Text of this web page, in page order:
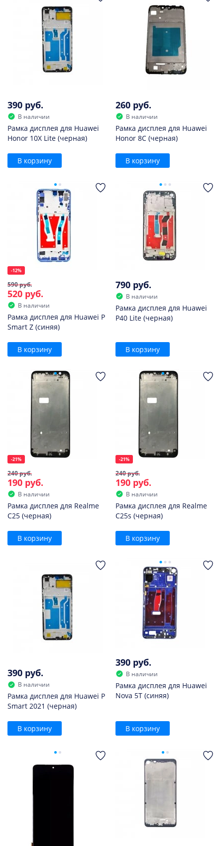
390 руб.
В наличии
Рамка дисплея для Huawei
Honor 10X Lite (черная)
В корзину
260 руб.
В наличии
Рамка дисплея для Huawei
Honor 8C (черная)
В корзину
-12%
590 руб.
520 руб.
В наличии
Рамка дисплея для Huawei P
Smart Z (синяя)
В корзину
790 руб.
В наличии
Рамка дисплея для Huawei
P40 Lite (черная)
В корзину
-21%
240 руб.
190 руб.
В наличии
Рамка дисплея для Realme
C25 (черная)
В корзину
-21%
240 руб.
190 руб.
В наличии
Рамка дисплея для Realme
C25s (черная)
В корзину
390 руб.
В наличии
Рамка дисплея для Huawei P
Smart 2021 (черная)
В корзину
390 руб.
В наличии
Рамка дисплея для Huawei
Nova 5T (синяя)
В корзину